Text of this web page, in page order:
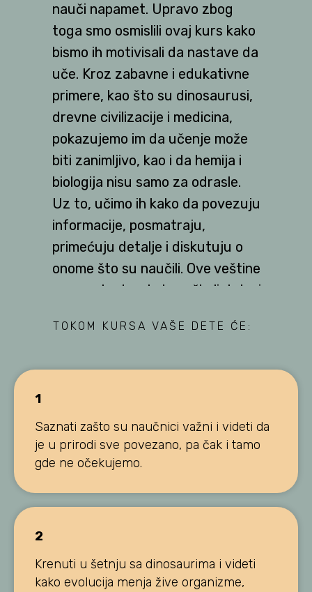
nauči napamet. Upravo zbog
toga smo osmislili ovaj kurs kako
bismo ih motivisali da nastave da
uče. Kroz zabavne i edukativne
primere, kao što su dinosaurusi,
drevne civilizacije i medicina,
pokazujemo im da učenje može
biti zanimljivo, kao i da hemija i
biologija nisu samo za odrasle.
Uz to, učimo ih kako da povezuju
informacije, posmatraju,
primećuju detalje i diskutuju o
onome što su naučili. Ove veštine
su neophodne, kako u školi, tako i
TOKOM KURSA VAŠE DETE ĆE:
1
Saznati zašto su naučnici važni i videti da
je u prirodi sve povezano, pa čak i tamo
gde ne očekujemo.
2
Krenuti u šetnju sa dinosaurima i videti
kako evolucija menja žive organizme,